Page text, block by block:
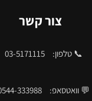
צור קשר
📞 טלפון: 03-5171115
💬 וואטסאפ: 0544-333988